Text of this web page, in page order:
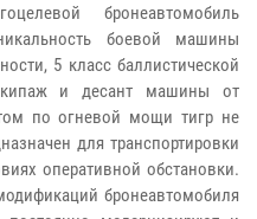
бронеавтомобиль
боевой машины
5 класс баллистической
и десант машины от
по огневой мощи тигр не
для транспортировки
оперативной обстановки.
бронеавтомобиля